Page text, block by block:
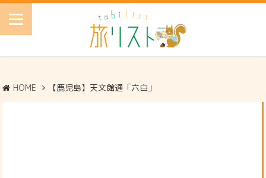
HOME 【鹿児島】天文館通「六白」